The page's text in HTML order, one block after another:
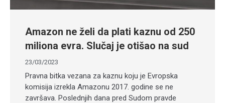
Amazon ne želi da plati kaznu od 250
miliona evra. Slučaj je otišao na sud
23/03/2023
Pravna bitka vezana za kaznu koju je Evropska
komisija izrekla Amazonu 2017. godine se ne
završava. Poslednjih dana pred Sudom pravde